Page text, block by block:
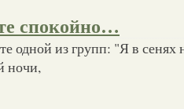
спокойно…
одной из групп: "Я в
ночи,